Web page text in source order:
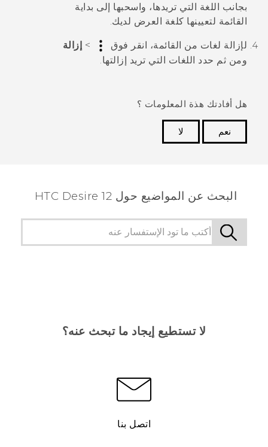
بجانب اللغة التي تريدها، واسحبها إلى بداية
القائمة لتعيينها كلغة العرض لديك.
لإزالة لغات من القائمة، انقر فوق > إزالة
ومن ثم حدد اللغات التي تريد إزالتها.
هل أفادتك هذة المعلومات ؟
نعم
لا
البحث عن المواضيع حول HTC Desire 12
لا تستطيع إيجاد ما تبحث عنه؟
اتصل بنا